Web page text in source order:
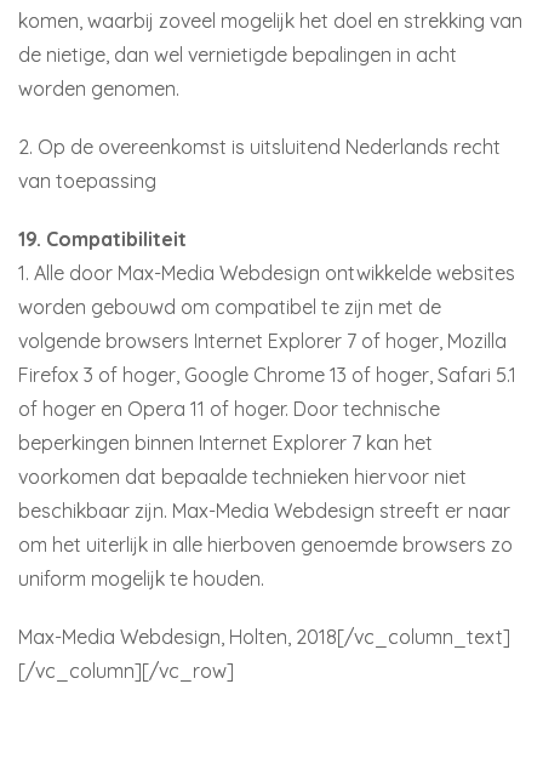
komen, waarbij zoveel mogelijk het doel en strekking van
de nietige, dan wel vernietigde bepalingen in acht
worden genomen.
2. Op de overeenkomst is uitsluitend Nederlands recht
van toepassing
19. Compatibiliteit
1. Alle door Max-Media Webdesign ontwikkelde websites
worden gebouwd om compatibel te zijn met de
volgende browsers Internet Explorer 7 of hoger, Mozilla
Firefox 3 of hoger, Google Chrome 13 of hoger, Safari 5.1
of hoger en Opera 11 of hoger. Door technische
beperkingen binnen Internet Explorer 7 kan het
voorkomen dat bepaalde technieken hiervoor niet
beschikbaar zijn. Max-Media Webdesign streeft er naar
om het uiterlijk in alle hierboven genoemde browsers zo
uniform mogelijk te houden.
Max-Media Webdesign, Holten, 2018[/vc_column_text]
[/vc_column][/vc_row]